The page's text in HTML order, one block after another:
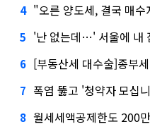
4 "오른 양도세, 결국 매
5 '난 없는데…' 서울에 내
6 [부동산세 대수술]종부
7 폭염 뚫고 '청약자 모십
8 월세세액공제한도 200